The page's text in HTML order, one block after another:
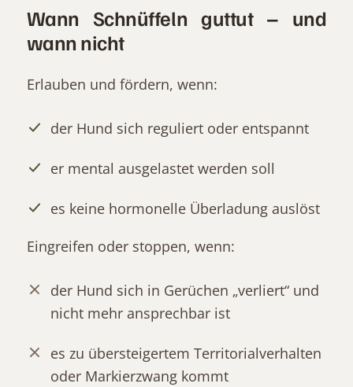
Wann Schnüffeln guttut – und
wann nicht
Erlauben und fördern, wenn:
der Hund sich reguliert oder entspannt
er mental ausgelastet werden soll
es keine hormonelle Überladung auslöst
Eingreifen oder stoppen, wenn:
der Hund sich in Gerüchen „verliert“ und
nicht mehr ansprechbar ist
es zu übersteigertem Territorialverhalten
oder Markierzwang kommt